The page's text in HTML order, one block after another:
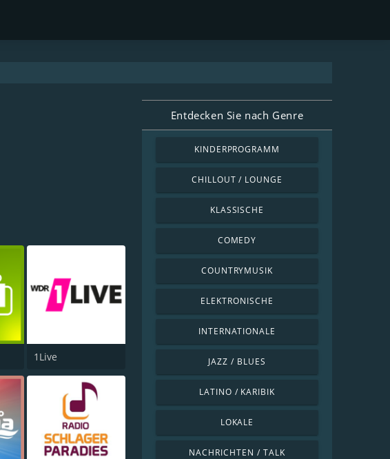
1Live
Entdecken Sie nach Genre
KINDERPROGRAMM
CHILLOUT / LOUNGE
KLASSISCHE
COMEDY
COUNTRYMUSIK
ELEKTRONISCHE
INTERNATIONALE
JAZZ / BLUES
LATINO / KARIBIK
LOKALE
NACHRICHTEN / TALK